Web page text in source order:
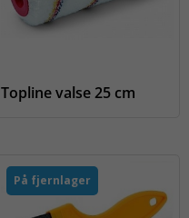
Topline valse 25 cm
På fjernlager